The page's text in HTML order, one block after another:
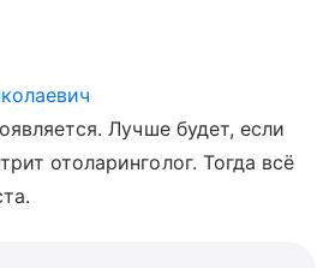
Лучше будет, если
отоларинголог. Тогда всё